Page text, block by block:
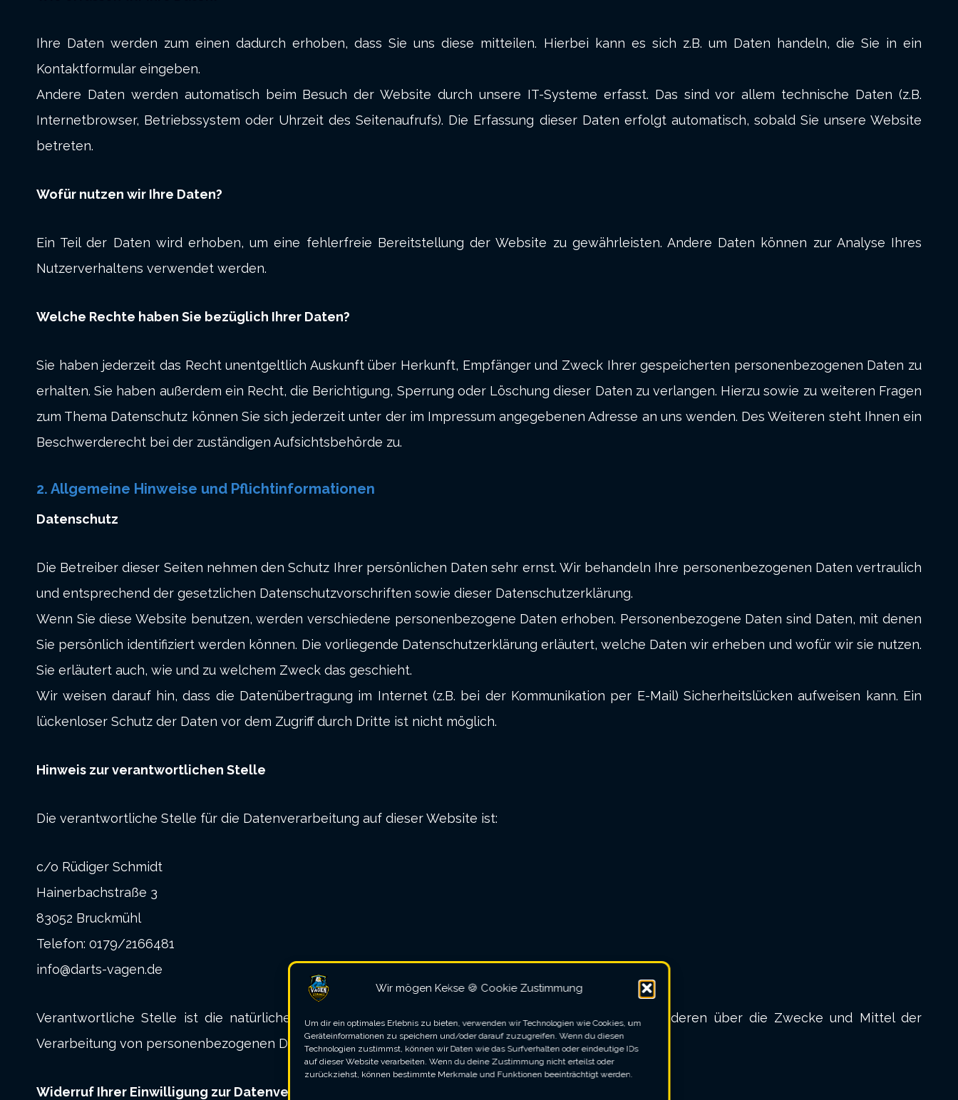
Wir mögen Kekse 🍪 Cookie Zustimmung
Um dir ein optimales Erlebnis zu bieten, verwenden wir Technologien wie Cookies, um
Geräteinformationen zu speichern und/oder darauf zuzugreifen. Wenn du diesen
Technologien zustimmst, können wir Daten wie das Surfverhalten oder eindeutige IDs
auf dieser Website verarbeiten. Wenn du deine Zustimmung nicht erteilst oder
zurückziehst, können bestimmte Merkmale und Funktionen beeinträchtigt werden.
Ihre Daten werden zum einen dadurch erhoben, dass Sie uns diese mitteilen. Hierbei kann es sich z.B. um Daten handeln, die Sie in ein
Kontaktformular eingeben.
Andere Daten werden automatisch beim Besuch der Website durch unsere IT-Systeme erfasst. Das sind vor allem technische Daten (z.B.
Internetbrowser, Betriebssystem oder Uhrzeit des Seitenaufrufs). Die Erfassung dieser Daten erfolgt automatisch, sobald Sie unsere Website
betreten.
Wofür nutzen wir Ihre Daten?
Ein Teil der Daten wird erhoben, um eine fehlerfreie Bereitstellung der Website zu gewährleisten. Andere Daten können zur Analyse Ihres
Nutzerverhaltens verwendet werden.
Welche Rechte haben Sie bezüglich Ihrer Daten?
Sie haben jederzeit das Recht unentgeltlich Auskunft über Herkunft, Empfänger und Zweck Ihrer gespeicherten personenbezogenen Daten zu
erhalten. Sie haben außerdem ein Recht, die Berichtigung, Sperrung oder Löschung dieser Daten zu verlangen. Hierzu sowie zu weiteren Fragen
zum Thema Datenschutz können Sie sich jederzeit unter der im Impressum angegebenen Adresse an uns wenden. Des Weiteren steht Ihnen ein
Beschwerderecht bei der zuständigen Aufsichtsbehörde zu.
2. Allgemeine Hinweise und Pflichtinformationen
Datenschutz
Die Betreiber dieser Seiten nehmen den Schutz Ihrer persönlichen Daten sehr ernst. Wir behandeln Ihre personenbezogenen Daten vertraulich
und entsprechend der gesetzlichen Datenschutzvorschriften sowie dieser Datenschutzerklärung.
Wenn Sie diese Website benutzen, werden verschiedene personenbezogene Daten erhoben. Personenbezogene Daten sind Daten, mit denen
Sie persönlich identifiziert werden können. Die vorliegende Datenschutzerklärung erläutert, welche Daten wir erheben und wofür wir sie nutzen.
Sie erläutert auch, wie und zu welchem Zweck das geschieht.
Wir weisen darauf hin, dass die Datenübertragung im Internet (z.B. bei der Kommunikation per E-Mail) Sicherheitslücken aufweisen kann. Ein
lückenloser Schutz der Daten vor dem Zugriff durch Dritte ist nicht möglich.
Hinweis zur verantwortlichen Stelle
Die verantwortliche Stelle für die Datenverarbeitung auf dieser Website ist:
c/o Rüdiger Schmidt
Hainerbachstraße 3
83052 Bruckmühl
Telefon: 0179/2166481
info@darts-vagen.de
Verantwortliche Stelle ist die natürliche oder juristische Person, die allein oder gemeinsam mit anderen über die Zwecke und Mittel der
Verarbeitung von personenbezogenen Daten (z.B. Namen, E-Mail-Adressen o. Ä.) entscheidet.
Widerruf Ihrer Einwilligung zur Datenverarbeitung